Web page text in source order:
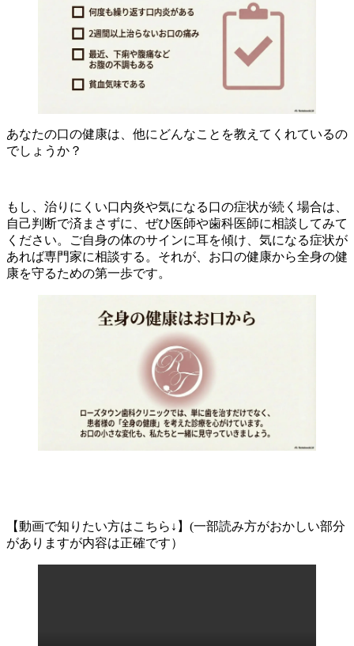
あなたの口の健康は、他にどんなことを教えてくれているの
でしょうか？
もし、治りにくい口内炎や気になる口の症状が続く場合は、
自己判断で済まさずに、ぜひ医師や歯科医師に相談してみて
ください。ご自身の体のサインに耳を傾け、気になる症状が
あれば専門家に相談する。それが、お口の健康から全身の健
康を守るための第一歩です。
【動画で知りたい方はこちら↓】(一部読み方がおかしい部分
がありますが内容は正確です）